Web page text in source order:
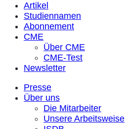
Artikel
Studiennamen
Abonnement
CME
Über CME
CME-Test
Newsletter
Presse
Über uns
Die Mitarbeiter
Unsere Arbeitsweise